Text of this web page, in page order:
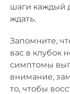
шаги каждый
ждать.
Запомните,
вас в клубок
симптомы
внимание,
то, чтобы